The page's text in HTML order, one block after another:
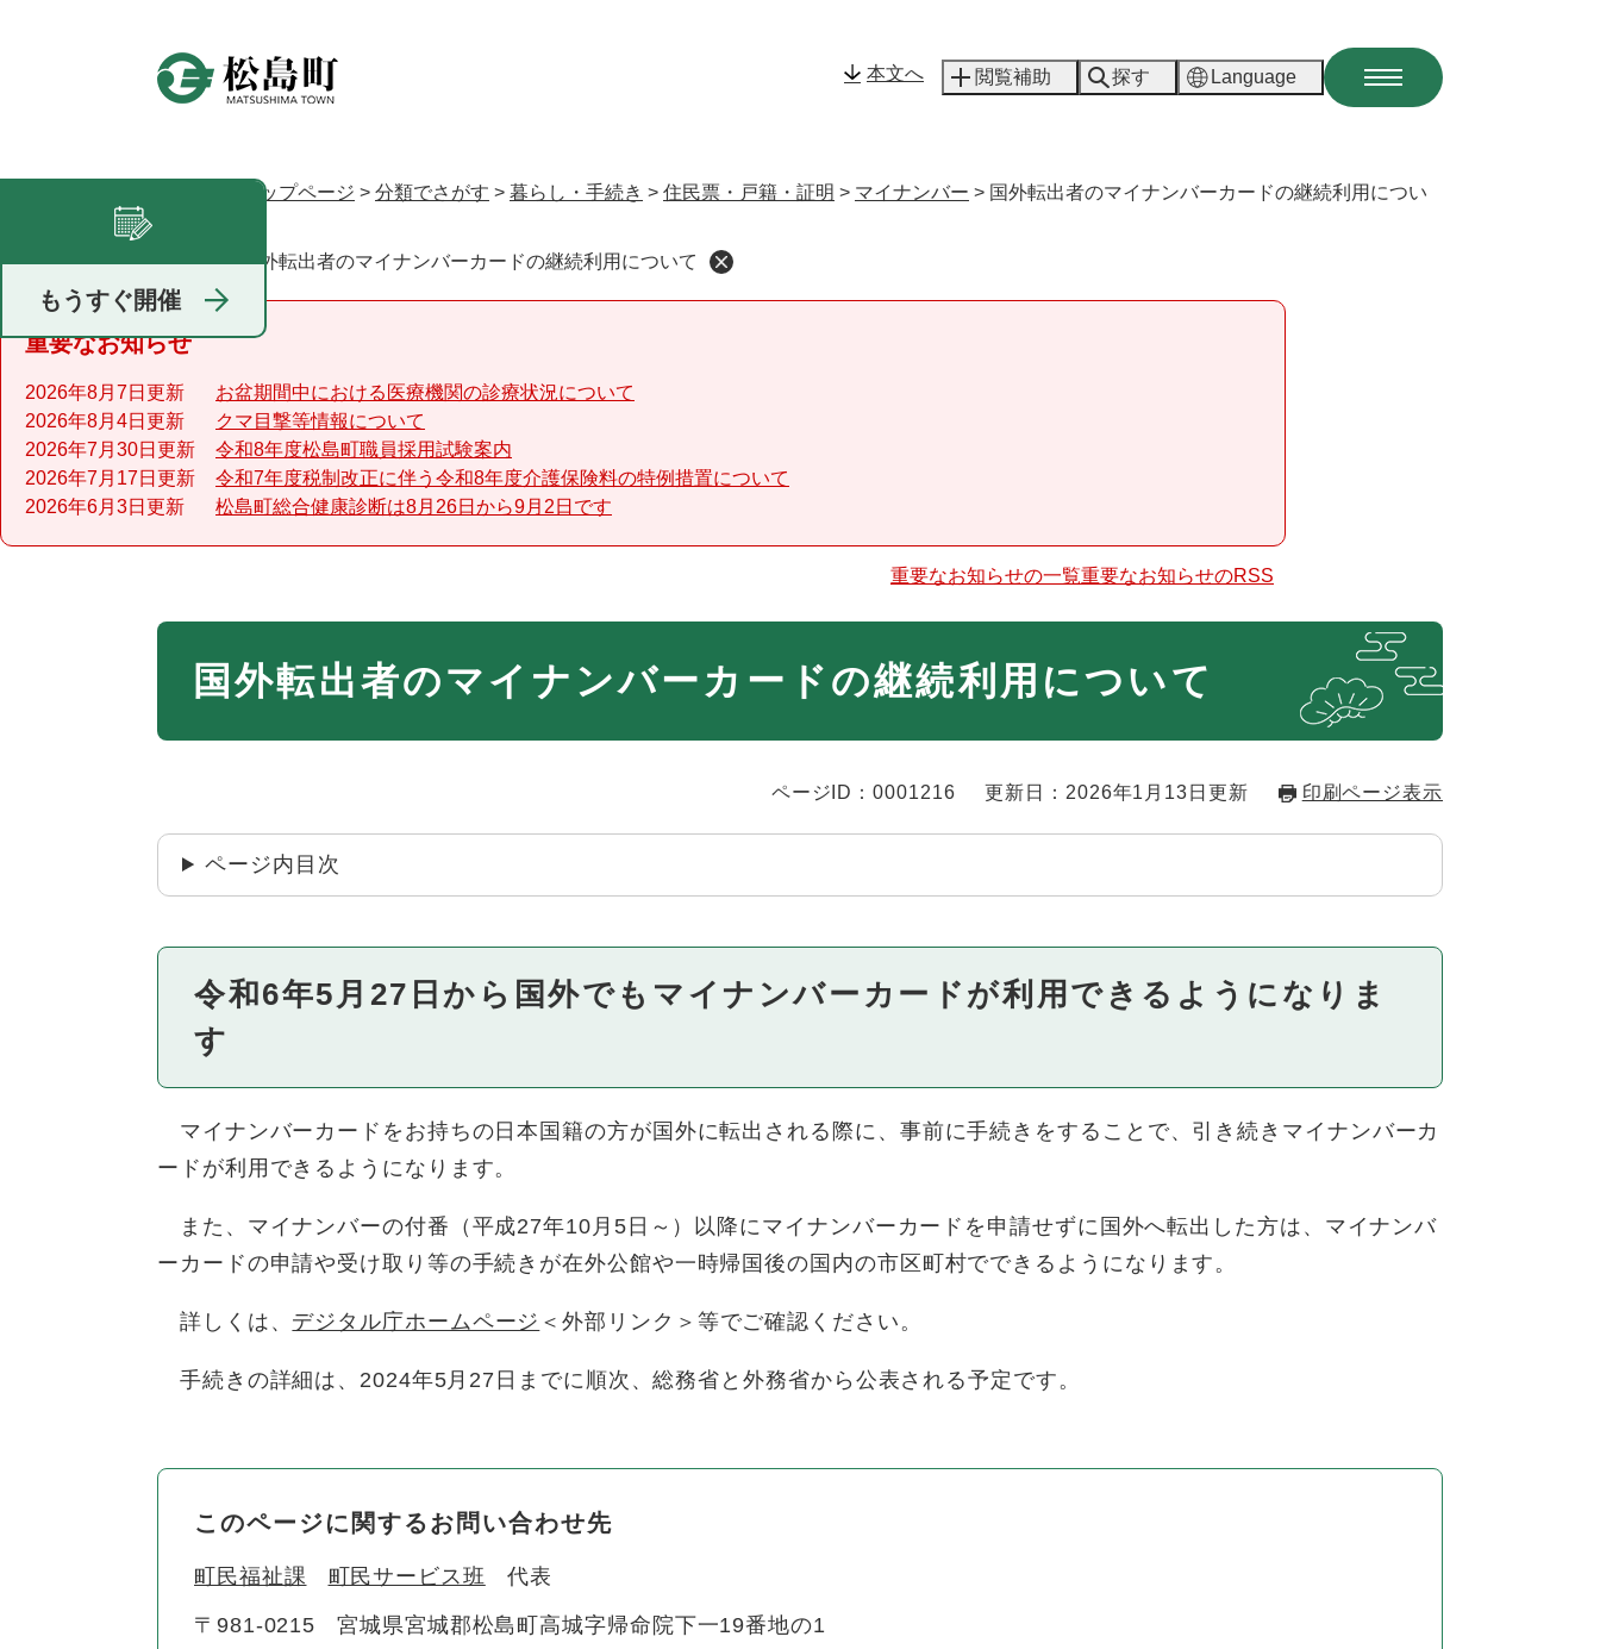
で
本文へ 閲覧補助 探す Language
トップページ > 分類でさがす > 暮らし・手続き > 住民票・戸籍・証明 > マイナンバー > 国外転出者のマイナンバーカードの継続利用につい
足あと 国外転出者のマイナンバーカードの継続利用について
重要なお知らせ
2026年8月7日更新
お盆期間中における医療機関の診療状況について
2026年8月4日更新
クマ目撃等情報について
2026年7月30日更新
令和8年度松島町職員採用試験案内
2026年7月17日更新
令和7年度税制改正に伴う令和8年度介護保険料の特例措置について
2026年6月3日更新
松島町総合健康診断は8月26日から9月2日です
重要なお知らせの一覧重要なお知らせのRSS
国外転出者のマイナンバーカードの継続利用について
ページID：0001216 更新日：2026年1月13日更新 印刷ページ表示
ページ内目次
令和6年5月27日から国外でもマイナンバーカードが利用できるようになりま
す
マイナンバーカードをお持ちの日本国籍の方が国外に転出される際に、事前に手続きをすることで、引き続きマイナンバーカ
ードが利用できるようになります。
また、マイナンバーの付番（平成27年10月5日～）以降にマイナンバーカードを申請せずに国外へ転出した方は、マイナンバ
ーカードの申請や受け取り等の手続きが在外公館や一時帰国後の国内の市区町村でできるようになります。
詳しくは、 デジタル庁ホームページ ＜外部リンク＞ 等でご確認ください。
手続きの詳細は、2024年5月27日までに順次、総務省と外務省から公表される予定です。
このページに関するお問い合わせ先
町民福祉課 町民サービス班 代表
〒981-0215
宮城県宮城郡松島町高城字帰命院下一19番地の1
もうすぐ開催